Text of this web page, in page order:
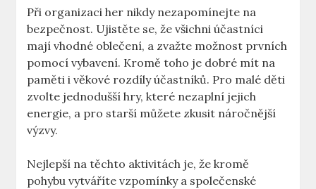
Při organizaci her nikdy nezapomínejte na
bezpečnost. Ujistěte se, že všichni účastníci
mají vhodné oblečení, a zvažte možnost prvních
pomocí vybavení. Kromě toho je dobré mít na
paměti i věkové rozdíly účastníků. Pro malé děti
zvolte jednodušší hry, které nezaplní jejich
energie, a pro starší můžete zkusit náročnější
výzvy.
Nejlepší na těchto aktivitách je, že kromě
pohybu vytváříte vzpomínky a společenské